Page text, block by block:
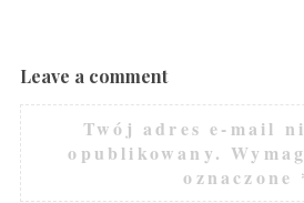
Leave a comment
Twój adres e-mail
opublikowany.
oznaczone